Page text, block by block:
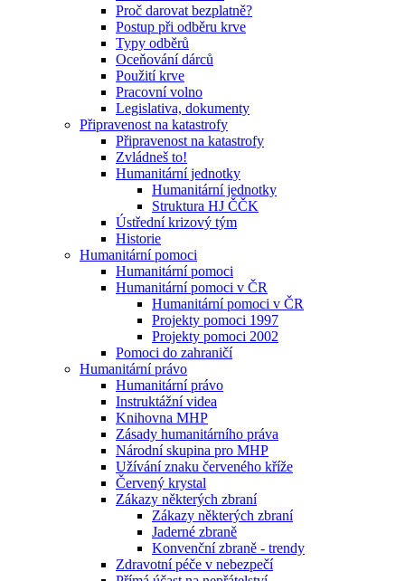
Proč darovat bezplatně?
Postup při odběru krve
Typy odběrů
Oceňování dárců
Použití krve
Pracovní volno
Legislativa, dokumenty
Připravenost na katastrofy
Připravenost na katastrofy
Zvládneš to!
Humanitární jednotky
Humanitární jednotky
Struktura HJ ČČK
Ústřední krizový tým
Historie
Humanitární pomoci
Humanitární pomoci
Humanitární pomoci v ČR
Humanitární pomoci v ČR
Projekty pomoci 1997
Projekty pomoci 2002
Pomoci do zahraničí
Humanitární právo
Humanitární právo
Instruktážní videa
Knihovna MHP
Zásady humanitárního práva
Národní skupina pro MHP
Užívání znaku červeného kříže
Červený krystal
Zákazy některých zbraní
Zákazy některých zbraní
Jaderné zbraně
Konvenční zbraně - trendy
Zdravotní péče v nebezpečí